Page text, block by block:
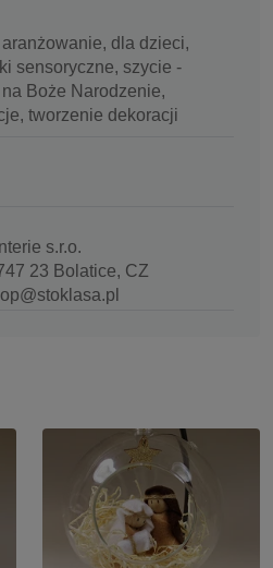
dla dzieci,
sensoryczne, szycie -
Boże Narodzenie,
tworzenie dekoracji
s.r.o.
23 Bolatice, CZ